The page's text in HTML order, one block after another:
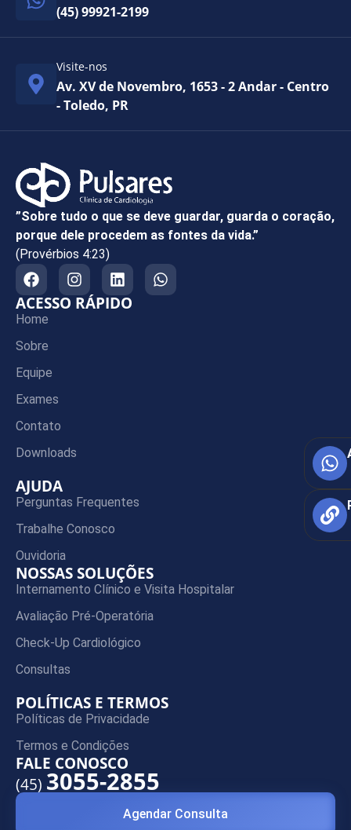
(45) 99921-2199
Visite-nos
Av. XV de Novembro, 1653 - 2 Andar - Centro
- Toledo, PR
”Sobre tudo o que se deve guardar, guarda o coração,
porque dele procedem as fontes da vida.”
(Provérbios 4:23)
ACESSO RÁPIDO
Home
Sobre
Equipe
Exames
Contato
Downloads
AJUDA
Perguntas Frequentes
Trabalhe Conosco
Ouvidoria
NOSSAS SOLUÇÕES
Internamento Clínico e Visita Hospitalar
Avaliação Pré-Operatória
Check-Up Cardiológico
Consultas
POLÍTICAS E TERMOS
Políticas de Privacidade
Termos e Condições
FALE CONOSCO
(45) 3055-2855
Agendar Consulta